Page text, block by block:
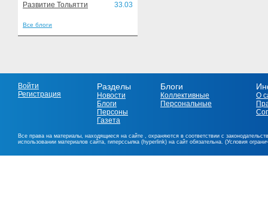
Развитие Тольятти 33.03
Все блоги
Войти
Регистрация
Разделы
Новости
Блоги
Персоны
Газета
Блоги
Коллективные
Персональные
О
Все права на материалы, находящиеся на сайте , охраняются в соответствии с
использовании материалов сайта, гиперссылка (hyperlink) на сайт обязательна. (Условия